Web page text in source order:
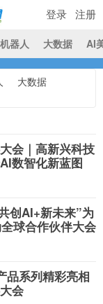
机器人 大数据 AI
登录 注册
大数据
会｜高新兴科技
数智化新蓝图
创AI+新未来”为
球合作伙伴大会
品系列精彩亮相
会